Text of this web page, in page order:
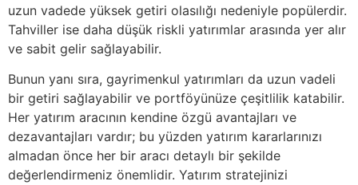
uzun vadede yüksek getiri olasılığı nedeniyle popülerdir.
Tahviller ise daha düşük riskli yatırımlar arasında yer alır
ve sabit gelir sağlayabilir.
Bunun yanı sıra, gayrimenkul yatırımları da uzun vadeli
bir getiri sağlayabilir ve portföyünüze çeşitlilik katabilir.
Her yatırım aracının kendine özgü avantajları ve
dezavantajları vardır; bu yüzden yatırım kararlarınızı
almadan önce her bir aracı detaylı bir şekilde
değerlendirmeniz önemlidir. Yatırım stratejinizi